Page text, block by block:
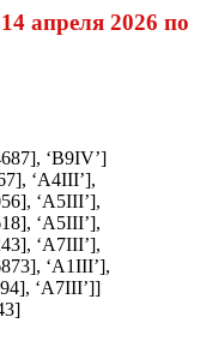
апреля 2026 по
‘B9IV’]
‘A4III’],
‘A5III’],
‘A5III’],
‘A7III’],
‘A1III’],
‘A7III’]]